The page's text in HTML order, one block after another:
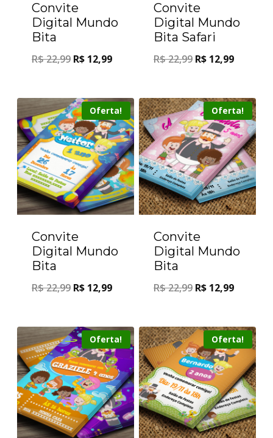
Convite
Digital Mundo
Bita
R$22,99 R$ 12,99
Convite
Digital Mundo
Bita Safari
R$22,99 R$ 12,99
Oferta!
Convite
Digital Mundo
Bita
R$22,99 R$ 12,99
Oferta!
Convite
Digital Mundo
Bita
R$22,99 R$ 12,99
Oferta! Oferta!